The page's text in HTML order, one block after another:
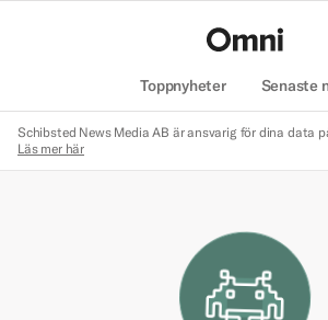
Toppnyheter Senaste
Schibsted News Media AB är ansvarig för dina data
Läs mer här